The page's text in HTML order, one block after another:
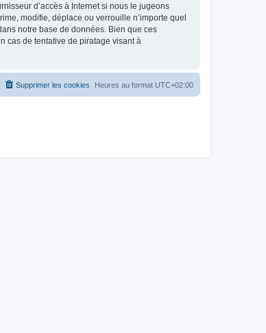
d’accès à Internet si nous le jugeons
modifie, déplace ou verrouille n’importe quel
notre base de données. Bien que ces
cas de tentative de piratage visant à
Heures au format UTC+02:00
Supprimer les cookies